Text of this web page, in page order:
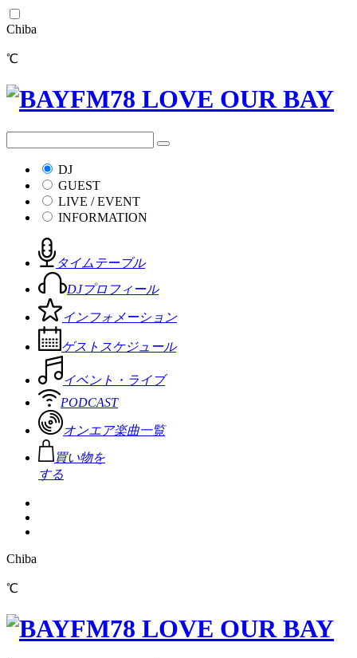
Chiba
℃
DJ
GUEST
LIVE / EVENT
INFORMATION
タイムテーブル
DJプロフィール
インフォメーション
ゲストスケジュール
イベント・ライブ
PODCAST
オンエア楽曲一覧
買い物を
する
Chiba
℃